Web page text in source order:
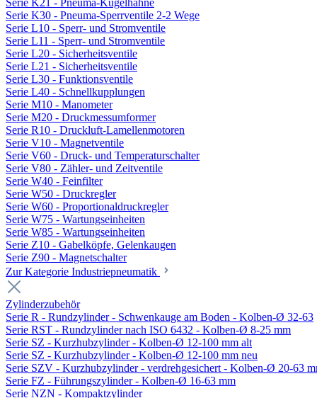
Serie K21 - Pneuma-Kugelhähne
Serie K30 - Pneuma-Sperrventile 2-2 Wege
Serie L10 - Sperr- und Stromventile
Serie L11 - Sperr- und Stromventile
Serie L20 - Sicherheitsventile
Serie L21 - Sicherheitsventile
Serie L30 - Funktionsventile
Serie L40 - Schnellkupplungen
Serie M10 - Manometer
Serie M20 - Druckmessumformer
Serie R10 - Druckluft-Lamellenmotoren
Serie V10 - Magnetventile
Serie V60 - Druck- und Temperaturschalter
Serie V80 - Zähler- und Zeitventile
Serie W40 - Feinfilter
Serie W50 - Druckregler
Serie W60 - Proportionaldruckregler
Serie W75 - Wartungseinheiten
Serie W85 - Wartungseinheiten
Serie Z10 - Gabelköpfe, Gelenkaugen
Serie Z90 - Magnetschalter
Zur Kategorie Industriepneumatik
Zylinderzubehör
Serie R - Rundzylinder - Schwenkauge am Boden - Kolben-Ø 32-63
Serie RST - Rundzylinder nach ISO 6432 - Kolben-Ø 8-25 mm
Serie SZ - Kurzhubzylinder - Kolben-Ø 12-100 mm alt
Serie SZ - Kurzhubzylinder - Kolben-Ø 12-100 mm neu
Serie SZV - Kurzhubzylinder - verdrehgesichert - Kolben-Ø 20-63
Serie FZ - Führungszylinder - Kolben-Ø 16-63 mm
Serie NZN - Kompaktzylinder